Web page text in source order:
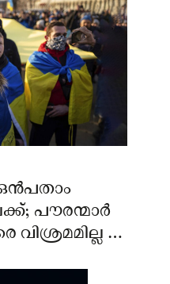
പൗരന്മാർ
–